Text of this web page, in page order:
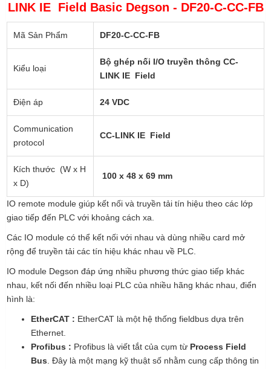
LINK IE Field Basic Degson - DF20-C-CC-FB
Mã Sản Phẩm DF20-C-CC-FB
Kiểu loại
Bộ ghép nối I/O truyền thông CC-
LINK IE Field
Điện áp 24 VDC
Communication
protocol
CC-LINK IE Field
Kích thước (W x H
x D)
100 x 48 x 69 mm
IO remote module giúp kết nối và truyền tải tín hiệu theo các lớp
giao tiếp đến PLC với khoảng cách xa.
Các IO module có thể kết nối với nhau và dùng nhiều card mở
rộng để truyền tải các tín hiệu khác nhau về PLC.
IO module Degson đáp ứng nhiều phương thức giao tiếp khác
nhau, kết nối đến nhiều loại PLC của nhiều hãng khác nhau, điển
hình là:
EtherCAT : EtherCAT là một hệ thống fieldbus dựa trên
Ethernet.
Profibus : Profibus là viết tắt của cụm từ Process Field
Bus . Đây là một mạng kỹ thuật số nhằm cung cấp thông tin